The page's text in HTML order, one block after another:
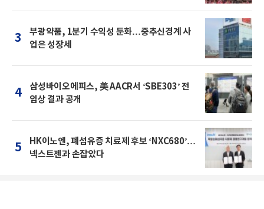
3
부광약품, 1분기 수익성 둔화…중추신경계 사
업은 성장세
4
삼성바이오에피스, 美 AACR서 ‘SBE303’ 전
임상 결과 공개
5
HK이노엔, 폐섬유증 치료제 후보 ‘NXC680’…
넥스트젠과 손잡았다